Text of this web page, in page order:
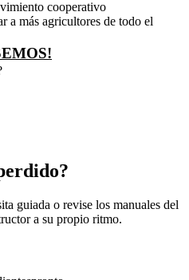
cooperativo
a más agricultores de todo el
guiada o revise los manuales del
a su propio ritmo.